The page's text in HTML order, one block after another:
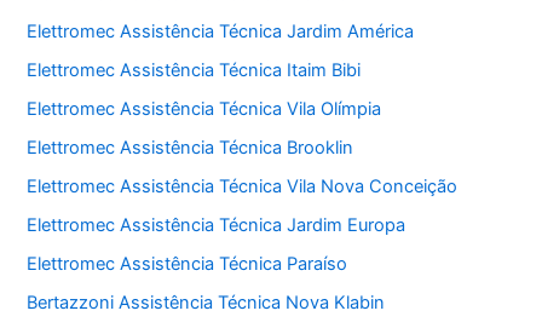
Elettromec Assistência Técnica Jardim América
Elettromec Assistência Técnica Itaim Bibi
Elettromec Assistência Técnica Vila Olímpia
Elettromec Assistência Técnica Brooklin
Elettromec Assistência Técnica Vila Nova Conceição
Elettromec Assistência Técnica Jardim Europa
Elettromec Assistência Técnica Paraíso
Bertazzoni Assistência Técnica Nova Klabin